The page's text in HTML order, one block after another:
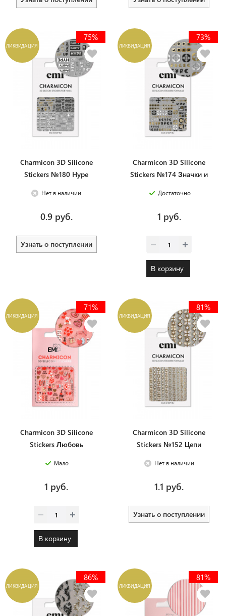
ЛИКВИДАЦИЯ
75%
Charmicon 3D Silicone
Stickers №180 Hype
Нет в наличии
0.9 руб.
Узнать о поступлении
ЛИКВИДАЦИЯ
73%
Charmicon 3D Silicone
Stickers №174 Значки и
Достаточно
1 руб.
В корзину
ЛИКВИДАЦИЯ
71%
Charmicon 3D Silicone
Stickers Любовь
Мало
1 руб.
В корзину
ЛИКВИДАЦИЯ
81%
Charmicon 3D Silicone
Stickers №152 Цепи
Нет в наличии
1.1 руб.
Узнать о поступлении
ЛИКВИДАЦИЯ
86%
ЛИКВИДАЦИЯ
81%